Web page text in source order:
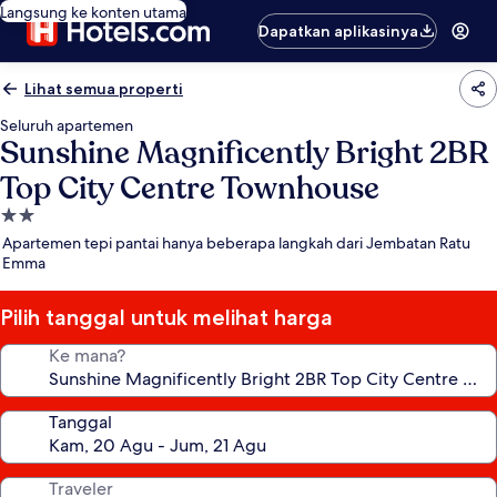
Langsung ke konten utama
Dapatkan aplikasinya
Lihat semua properti
Seluruh apartemen
Sunshine Magnificently Bright 2BR
Top City Centre Townhouse
Properti
bintang
2.0
Apartemen tepi pantai hanya beberapa langkah dari Jembatan Ratu
Emma
Pilih tanggal untuk melihat harga
Ke mana?
Tanggal
Traveler